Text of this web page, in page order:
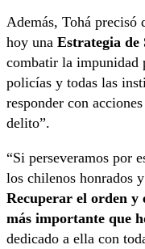
Además, Tohá precisó
hoy una Estrategia de
combatir la impunidad
policías y todas las
responder con
delito”.
“Si perseveramos por
los chilenos honrados
Recuperar el orden y
más importante que
dedicado a ella con